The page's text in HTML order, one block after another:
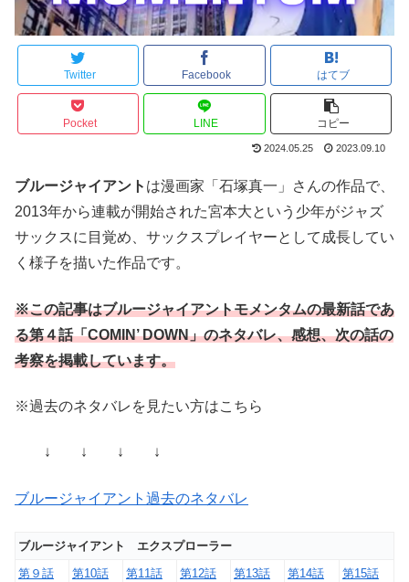
Twitter Facebook はてブ
Pocket LINE コピー
2024.05.25 2023.09.10
ブルージャイアント は漫画家「石塚真一」さんの作品で、
2013年から連載が開始された宮本大という少年がジャズ
サックスに目覚め、サックスプレイヤーとして成長してい
く様子を描いた作品です。
※この記事はブルージャイアントモメンタムの最新話であ
る第４話「COMIN’ DOWN」のネタバレ、感想、次の話の
考察を掲載しています。
※過去のネタバレを見たい方はこちら
↓ ↓ ↓ ↓
ブルージャイアント過去のネタバレ
ブルージャイアント エクスプローラー
第９話
第10話 第11話 第12話 第13話 第14話
第15話